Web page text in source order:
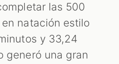
las 500
natación estilo
y 33,24
generó una gran